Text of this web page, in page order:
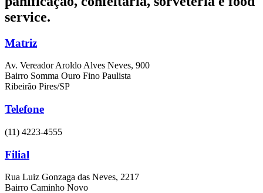
service.
Matriz
Av. Vereador Aroldo Alves Neves, 900
Bairro Somma Ouro Fino Paulista
Ribeirão Pires/SP
Telefone
(11) 4223-4555
Filial
Rua Luiz Gonzaga das Neves, 2217
Bairro Caminho Novo